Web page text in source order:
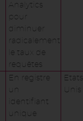
Analytics
pour
diminuer
radicalement
le taux de
requêtes
En registre
un
identifiant
unique
Unis